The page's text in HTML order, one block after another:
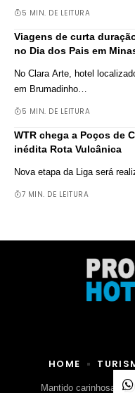
5 MIN. DE LEITURA
Viagens de curta
no Dia dos Pais em
No Clara Arte, hotel
em Brumadinho…
5 MIN. DE LEITURA
WTR chega a Poços de
inédita Rota Vulcânica
Nova etapa da Liga será
7 MIN. DE LEITURA
Mantido
HOME